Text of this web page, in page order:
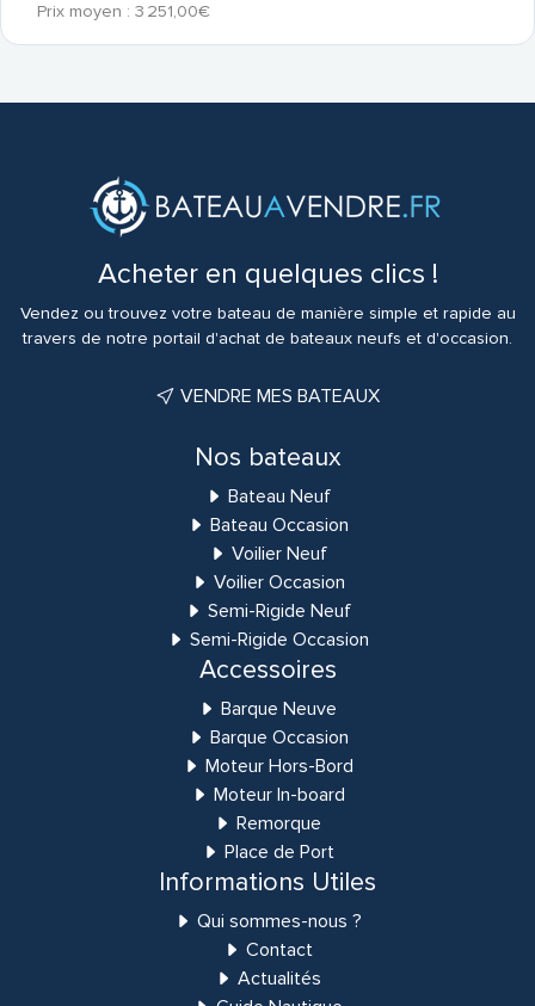
Prix moyen : 3 251,00€
Acheter en quelques clics !
Vendez ou trouvez votre bateau de manière simple et rapide au
travers de notre portail d'achat de bateaux neufs et d'occasion.
VENDRE MES BATEAUX
Nos bateaux
Bateau Neuf
Bateau Occasion
Voilier Neuf
Voilier Occasion
Semi-Rigide Neuf
Semi-Rigide Occasion
Accessoires
Barque Neuve
Barque Occasion
Moteur Hors-Bord
Moteur In-board
Remorque
Place de Port
Informations Utiles
Qui sommes-nous ?
Contact
Actualités